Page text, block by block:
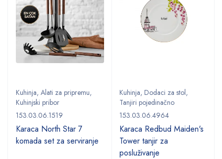
Kuhinja, Alati za pripremu,
Kuhinjski pribor
153.03.06.1519
Karaca North Star 7
komada set za serviranje
Kuhinja, Dodaci za stol,
Tanjiri pojedinačno
153.03.06.4964
Karaca Redbud Maiden's
Tower tanjir za
posluživanje